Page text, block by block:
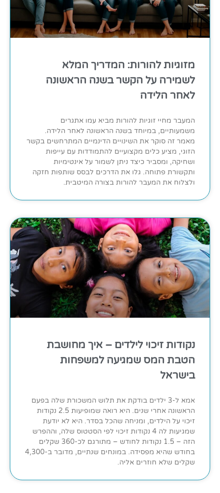
מזוגיות להורות: המדריך המלא
לשמירה על הקשר בשנה הראשונה
לאחר הלידה
המעבר מחיי זוגיות להורות מביא עמו אתגרים
משמעותיים, במיוחד בשנה הראשונה לאחר הלידה.
מאמר זה סוקר את השינויים הדינמיים המתרחשים בקשר
הזוגי, מציע כלים מקצועיים להתמודדות עם עייפות
ושחיקה, ומסביר כיצד ניתן לשמור על אינטימיות
ותקשורת פתוחה. גלו את הדרכים לבסס שותפות חזקה
ולצלוח את המעבר להורות בצורה המיטבית.
נקודות זיכוי לילדים – איך מחושבת
הטבת המס שמגיעה למשפחות
בישראל
אמא ל-3 ילדים בודקת את תלוש המשכורת שלה בפעם
הראשונה אחרי שנים. היא רואה שמופיעות 2.5 נקודות
זיכוי על הילדים, ומניחה שהכל בסדר. היא לא יודעת
שמגיעות לה 4 נקודות זיכוי לפי הסטטוס שלה, וההפרש
הזה – 1.5 נקודות לחודש – מתורגם לכ-360 שקלים
בחודש שהיא מפסידה. במונחים שנתיים, מדובר ב-4,300
שקלים שלא חוזרים אליה.